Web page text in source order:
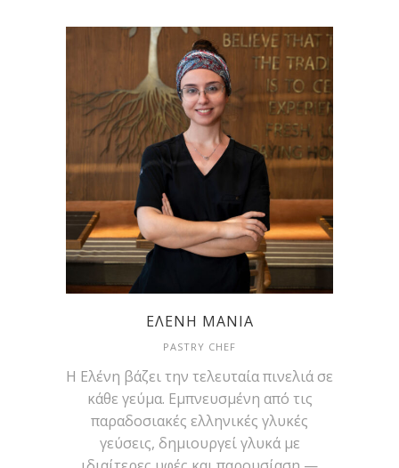
ΕΛΈΝΗ ΜΑΝΙΆ
PASTRY CHEF
Η Ελένη βάζει την τελευταία πινελιά σε
κάθε γεύμα. Εμπνευσμένη από τις
παραδοσιακές ελληνικές γλυκές
γεύσεις, δημιουργεί γλυκά με